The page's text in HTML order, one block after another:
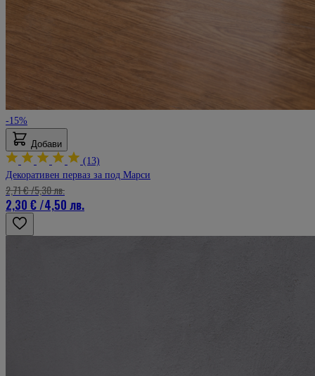
-15%
Добави
(13)
Декоративен перваз за под Марси
2,30 €/4,50 лв.
2,71 €/5,30 лв.